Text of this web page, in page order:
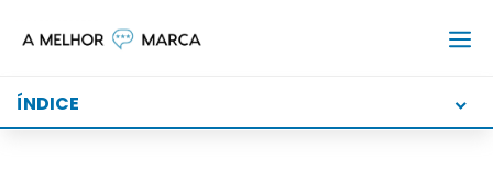
ÍNDICE